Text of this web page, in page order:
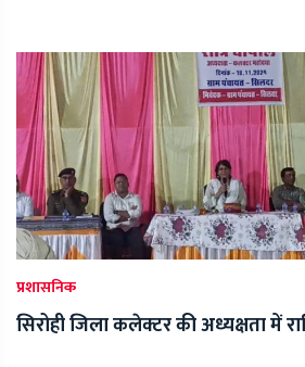
प्रशासनिक
सिरोही जिला कलेक्टर की अध्यक्षता में